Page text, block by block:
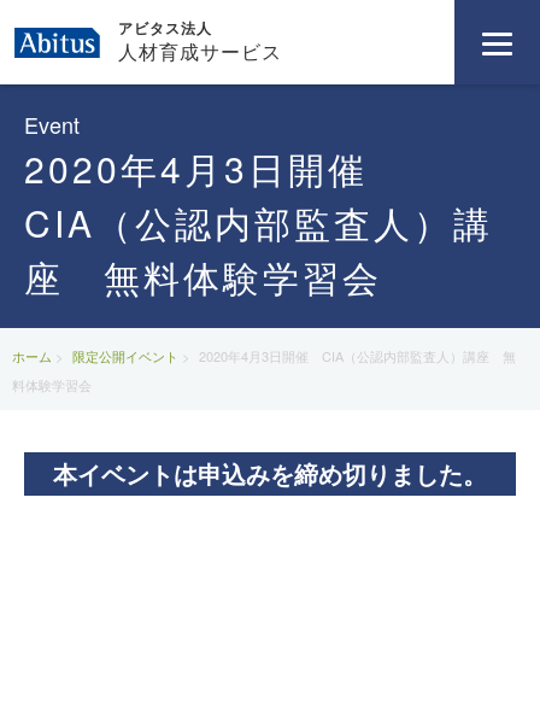
アビタス法人
人材育成サービス
Event
2020年4月3日開催
CIA（公認内部監査人）講
座 無料体験学習会
ホーム 限定公開イベント
2020年4月3日開催 CIA（公認内部監査人）講座 無
料体験学習会
本イベントは申込みを締め切りました。